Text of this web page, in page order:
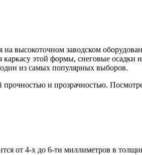
высокоточном заводском
этой формы, снеговые осадки
из самых популярных выборов.
и прозрачностью.
от 4-х до 6-ти миллиметров в